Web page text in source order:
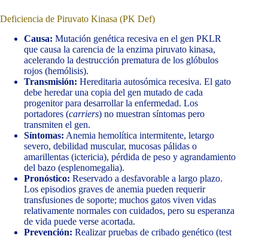
Deficiencia de Piruvato Kinasa (PK Def)
Causa: Mutación genética recesiva en el gen PKLR
que causa la carencia de la enzima piruvato kinasa,
acelerando la destrucción prematura de los glóbulos
rojos (hemólisis).
Transmisión: Hereditaria autosómica recesiva. El gato
debe heredar una copia del gen mutado de cada
progenitor para desarrollar la enfermedad. Los
portadores (carriers) no muestran síntomas pero
transmiten el gen.
Síntomas: Anemia hemolítica intermitente, letargo
severo, debilidad muscular, mucosas pálidas o
amarillentas (ictericia), pérdida de peso y agrandamiento
del bazo (esplenomegalia).
Pronóstico: Reservado a desfavorable a largo plazo.
Los episodios graves de anemia pueden requerir
transfusiones de soporte; muchos gatos viven vidas
relativamente normales con cuidados, pero su esperanza
de vida puede verse acortada.
Prevención: Realizar pruebas de cribado genético (test